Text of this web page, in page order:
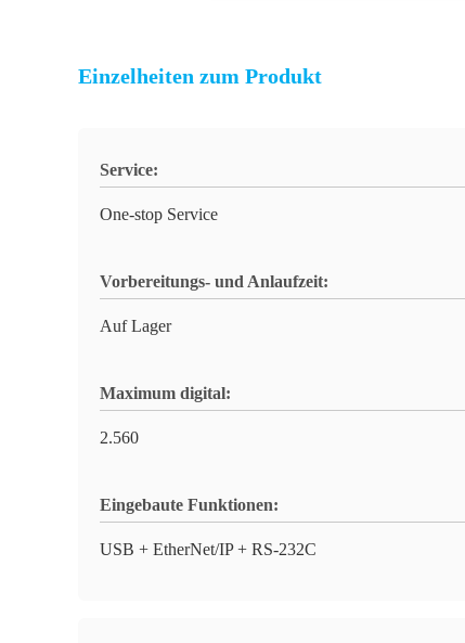
Einzelheiten zum Produkt
Service:
One-stop Service
Vorbereitungs- und Anlaufzeit:
Auf Lager
Maximum digital:
2.560
Eingebaute Funktionen:
USB + EtherNet/IP + RS-232C